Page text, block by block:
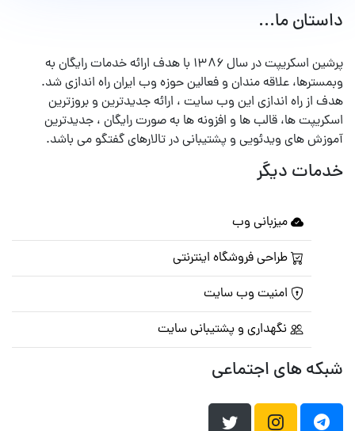
داستان ما...
پرشین اسکریپت در سال ۱۳۸۶ با هدف ارائه خدمات رایگان به
وبمسترها، علاقه مندان و فعالین حوزه وب ایران راه اندازی شد.
هدف از راه اندازی این وب سایت ، ارائه جدیدترین و بروزترین
اسکریپت ها، قالب ها و افزونه ها به صورت رایگان ، جدیدترین
آموزش های ویدئویی و پشتیبانی در تالارهای گفتگو می باشد.
خدمات دیگر
میزبانی وب
طراحی فروشگاه اینترنتی
امنیت وب سایت
نگهداری و پشتیبانی سایت
شبکه های اجتماعی